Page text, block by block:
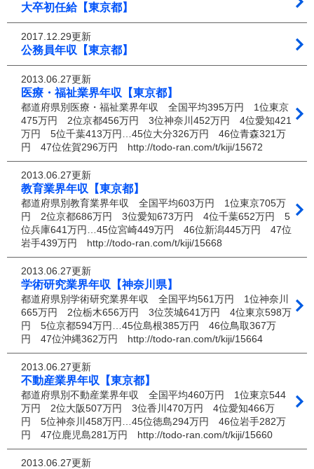
大卒初任給【東京都】
2017.12.29更新
公務員年収【東京都】
2013.06.27更新
医療・福祉業界年収【東京都】
都道府県別医療・福祉業界年収 全国平均395万円 1位東京
475万円 2位京都456万円 3位神奈川452万円 4位愛知421
万円 5位千葉413万円…45位大分326万円 46位青森321万
円 47位佐賀296万円 http://todo-ran.com/t/kiji/15672
2013.06.27更新
教育業界年収【東京都】
都道府県別教育業界年収 全国平均603万円 1位東京705万
円 2位京都686万円 3位愛知673万円 4位千葉652万円 5
位兵庫641万円…45位宮崎449万円 46位新潟445万円 47位
岩手439万円 http://todo-ran.com/t/kiji/15668
2013.06.27更新
学術研究業界年収【神奈川県】
都道府県別学術研究業界年収 全国平均561万円 1位神奈川
665万円 2位栃木656万円 3位茨城641万円 4位東京598万
円 5位京都594万円…45位島根385万円 46位鳥取367万
円 47位沖縄362万円 http://todo-ran.com/t/kiji/15664
2013.06.27更新
不動産業界年収【東京都】
都道府県別不動産業界年収 全国平均460万円 1位東京544
万円 2位大阪507万円 3位香川470万円 4位愛知466万
円 5位神奈川458万円…45位徳島294万円 46位岩手282万
円 47位鹿児島281万円 http://todo-ran.com/t/kiji/15660
2013.06.27更新